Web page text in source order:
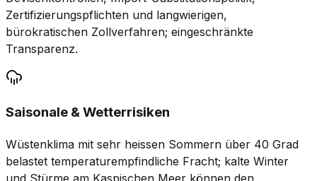
Zertifizierungspflichten und langwierigen,
bürokratischen Zollverfahren; eingeschränkte
Transparenz.
Saisonale & Wetterrisiken
Wüstenklima mit sehr heissen Sommern über 40 Grad
belastet temperaturempfindliche Fracht; kalte Winter